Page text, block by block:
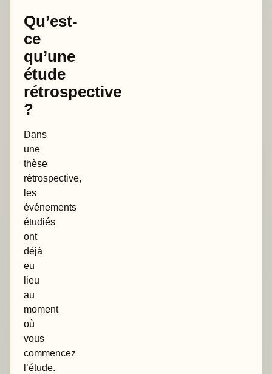
Qu’est-
ce
qu’une
étude
rétrospective
?
Dans
une
thèse
rétrospective,
les
événements
étudiés
ont
déjà
eu
lieu
au
moment
où
vous
commencez
l’étude.